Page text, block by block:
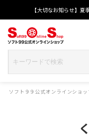
【大切なお知らせ】
ソフト９９公式オンラインショッ